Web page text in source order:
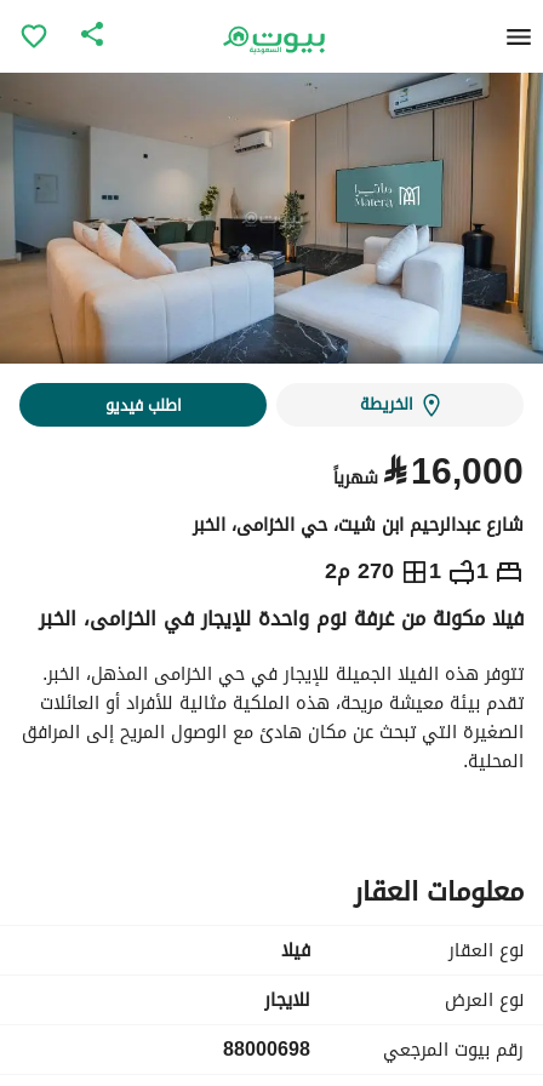
الخريطة اطلب فيديو
⃁16,000 شهرياً
شارع عبدالرحيم ابن شيت، حي الخزامى، الخبر
1
1 270 م2 ⃁
16,000شهرياً
الإعلان الاماكن القريبة
فيلا مكونة من غرفة نوم واحدة للإيجار في الخزامى، الخبر
المحلية.
- **الحمامات:** 1
- **المساحة:** 270 متر مربع
- **مفروشة:** نعم
**المرافق:**
شرفتك أو تراسك الخاص.
معلومات العقار
نوع العقار
فیلا
نوع العرض
للايجار
رقم بيوت المرجعي
88000698